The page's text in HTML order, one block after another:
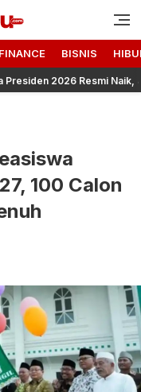
dan
FINANCE BISNIS
Resmi Naik, Juara 2
100 Calon